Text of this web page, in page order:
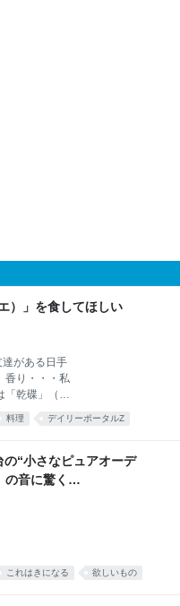
）」を食してほしい
達がある日手
香り・・・私
乾碟」（ガ
そんな乾碟を
のころ、中国
くなりまし
い食べ物が
宝」（タオ
した。 なん
料理 デイリーポータルZ
“小さなピュアオーデ
音に驚く
これはきになる 欲しいもの